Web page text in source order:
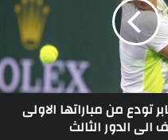
تودع من مباراتها الاولى
الى الدور الثالث